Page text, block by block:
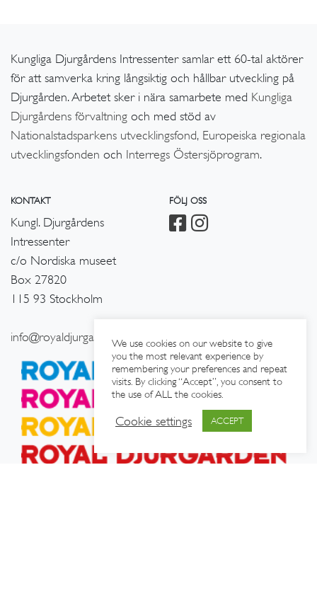
Kungliga Djurgårdens Intressenter samlar ett 60-tal aktörer
för att samverka kring långsiktig och hållbar utveckling på
Djurgården. Arbetet sker i nära samarbete med Kungliga
Djurgårdens förvaltning och med stöd av
Nationalstadsparkens utvecklingsfond, Europeiska regionala
utvecklingsfonden och Interregs Östersjöprogram.
KONTAKT
Kungl. Djurgårdens
Intressenter
c/o Nordiska museet
Box 27820
115 93 Stockholm
info@royaldjurgarden.se
FÖLJ OSS
We use cookies on our website to give
you the most relevant experience by
remembering your preferences and repeat
visits. By clicking “Accept”, you consent to
the use of ALL the cookies.
Cookie settings ACCEPT